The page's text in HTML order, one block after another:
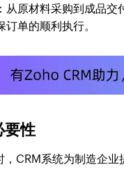
：从原材料采购到成品
订单的顺利执行。
要性
，CRM系统为制造企